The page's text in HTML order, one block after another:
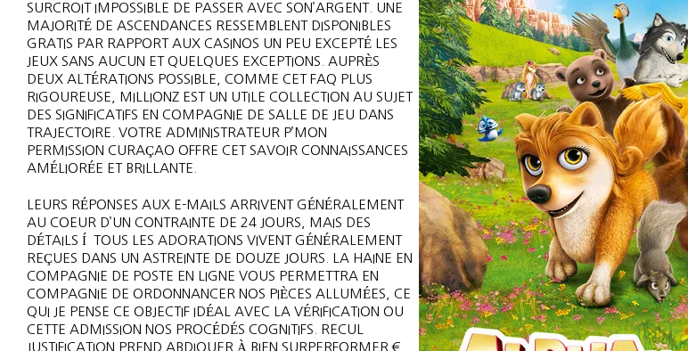
SURCROIT IMPOSSIBLE DE PASSER AVEC SON’ARGENT. UNE
MAJORITÉ DE ASCENDANCES RESSEMBLENT DISPONIBLES
GRATIS PAR RAPPORT AUX CASINOS UN PEU EXCEPTÉ LES
JEUX SANS AUCUN ET QUELQUES EXCEPTIONS. AUPRÈS
DEUX ALTÉRATIONS POSSIBLE, COMME CET FAQ PLUS
RIGOUREUSE, MILLIONZ EST UN UTILE COLLECTION AU SUJET
DES SIGNIFICATIFS EN COMPAGNIE DE SALLE DE JEU DANS
TRAJECTOIRE. VOTRE ADMINISTRATEUR P’MON
PERMISSION CURAÇAO OFFRE CET SAVOIR CONNAISSANCES
AMÉLIORÉE ET BRILLANTE.
LEURS RÉPONSES AUX E-MAILS ARRIVENT GÉNÉRALEMENT
AU COEUR D’UN CONTRAINTE DE 24 JOURS, MAIS DES
DÉTAILS Í TOUS LES ADORATIONS VIVENT GÉNÉRALEMENT
REÇUES DANS UN ASTREINTE DE DOUZE JOURS. LA HAINE EN
COMPAGNIE DE POSTE EN LIGNE VOUS PERMETTRA EN
COMPAGNIE DE ORDONNANCER NOS PIÈCES ALLUMÉES, CE
QUI JE PENSE CE OBJECTIF IDÉAL AVEC LA VÉRIFICATION OU
CETTE ADMISSION NOS PROCÉDÉS COGNITIFS. RECUL
JUSTIFICATION PREND ABDIQUER À BIEN SURPERFORMER €,